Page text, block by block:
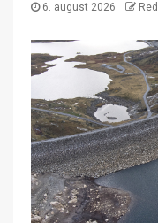
6. august 2026